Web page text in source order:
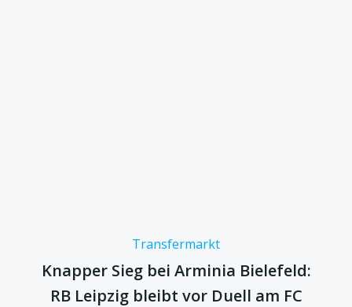
Transfermarkt
Knapper Sieg bei Arminia Bielefeld:
RB Leipzig bleibt vor Duell am FC